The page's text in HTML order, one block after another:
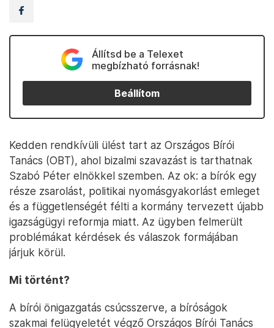
Állítsd be a Telexet
megbízható forrásnak!
Beállítom
Kedden rendkívüli ülést tart az Országos Bírói
Tanács (OBT), ahol bizalmi szavazást is tarthatnak
Szabó Péter elnökkel szemben. Az ok: a bírók egy
része zsarolást, politikai nyomásgyakorlást emleget
és a függetlenségét félti a kormány tervezett újabb
igazságügyi reformja miatt. Az ügyben felmerült
problémákat kérdések és válaszok formájában
járjuk körül.
Mi történt?
A bírói önigazgatás csúcsszerve, a bíróságok
szakmai felügyeletét végző Országos Bírói Tanács